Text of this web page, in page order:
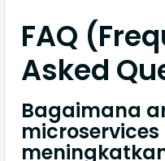
FAQ
Asked
Bagaimana